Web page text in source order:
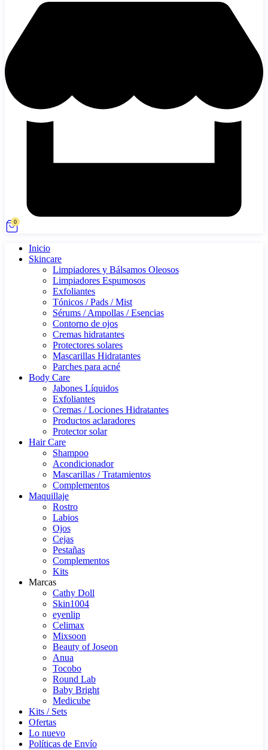
0
Inicio
Skincare
Limpiadores y Bálsamos Oleosos
Limpiadores Espumosos
Exfoliantes
Tónicos / Pads / Mist
Sérums / Ampollas / Esencias
Contorno de ojos
Cremas hidratantes
Protectores solares
Mascarillas Hidratantes
Parches para acné
Body Care
Jabones Líquidos
Exfoliantes
Cremas / Lociones Hidratantes
Productos aclaradores
Protector solar
Hair Care
Shampoo
Acondicionador
Mascarillas / Tratamientos
Complementos
Maquillaje
Rostro
Labios
Ojos
Cejas
Pestañas
Complementos
Kits
Marcas
Cathy Doll
Skin1004
eyenlip
Celimax
Mixsoon
Beauty of Joseon
Anua
Tocobo
Round Lab
Baby Bright
Medicube
Kits / Sets
Ofertas
Lo nuevo
Políticas de Envío